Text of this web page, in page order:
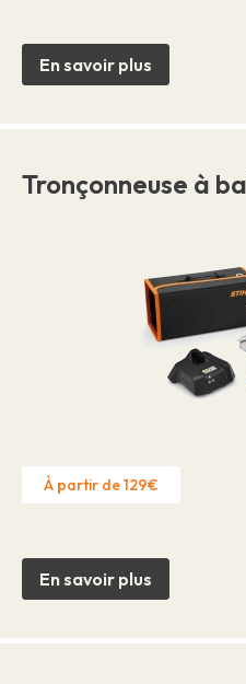
En savoir plus
Tronçonneuse à
À partir de 129€
En savoir plus